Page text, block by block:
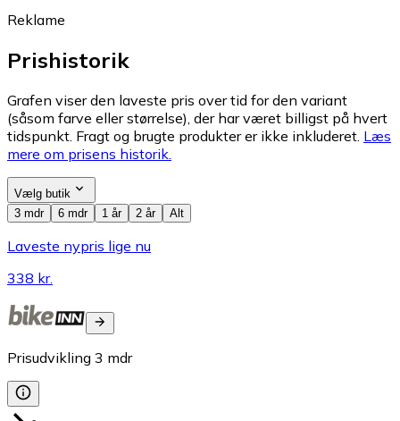
Reklame
Prishistorik
Grafen viser den laveste pris over tid for den variant
(såsom farve eller størrelse), der har været billigst på hvert
tidspunkt. Fragt og brugte produkter er ikke inkluderet. Læs
mere om prisens historik.
Vælg butik
3 mdr
6 mdr 1 år 2 år Alt
Laveste nypris lige nu
338 kr.
Prisudvikling 3 mdr